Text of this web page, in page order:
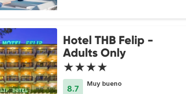
Hotel THB Felip -
Adults Only
★★★★
8.7
Muy bueno